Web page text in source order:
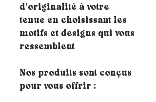
d’originalité à votre
tenue en choisissant les
motifs et designs qui vous
ressemblent
Nos produits sont conçus
pour vous offrir :